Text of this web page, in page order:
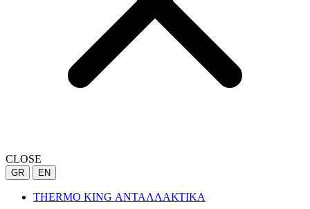
CLOSE
GR EN
THERMO KING ΑΝΤΑΛΛΑΚΤΙΚΑ